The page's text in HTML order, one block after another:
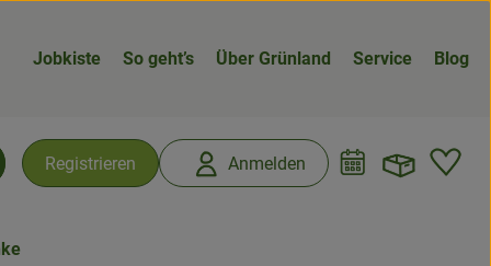
Jobkiste So geht’s Über Grünland Service Blog
Registrieren Anmelden